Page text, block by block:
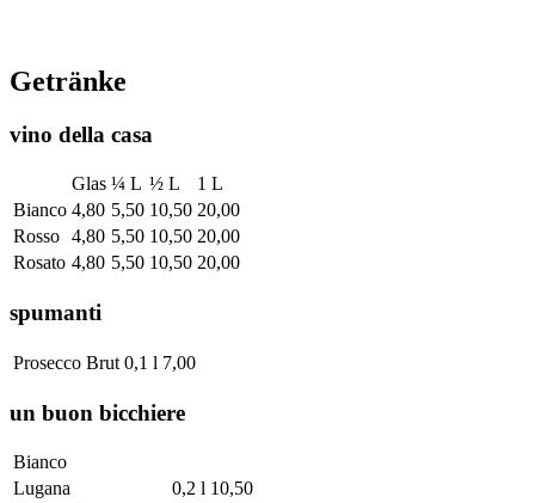
Getränke
vino della casa
Glas ¼ L ½ L
1 L
Bianco 4,80 5,50 10,50 20,00
Rosso 4,80 5,50 10,50 20,00
Rosato 4,80 5,50 10,50 20,00
spumanti
Prosecco Brut 0,1 l 7,00
un buon bicchiere
Bianco
Lugana
0,2 l 10,50